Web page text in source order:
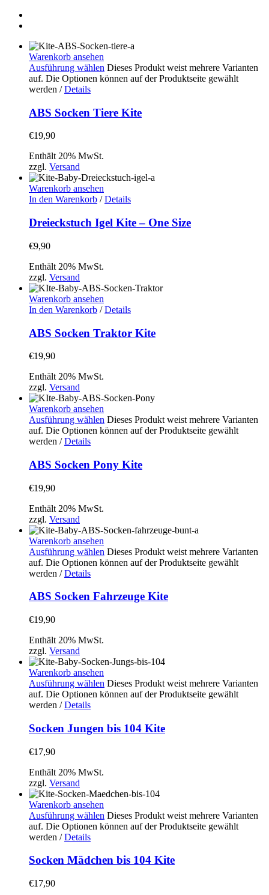
Warenkorb ansehen
Ausführung wählen Dieses Produkt weist mehrere Varianten
auf. Die Optionen können auf der Produktseite gewählt
werden / Details
ABS Socken Tiere Kite
€19,90
Enthält 20% MwSt.
zzgl. Versand
Warenkorb ansehen
In den Warenkorb / Details
Dreieckstuch Igel Kite – One Size
€9,90
Enthält 20% MwSt.
zzgl. Versand
Warenkorb ansehen
In den Warenkorb / Details
ABS Socken Traktor Kite
€19,90
Enthält 20% MwSt.
zzgl. Versand
Warenkorb ansehen
Ausführung wählen Dieses Produkt weist mehrere Varianten
auf. Die Optionen können auf der Produktseite gewählt
werden / Details
ABS Socken Pony Kite
€19,90
Enthält 20% MwSt.
zzgl. Versand
Warenkorb ansehen
Ausführung wählen Dieses Produkt weist mehrere Varianten
auf. Die Optionen können auf der Produktseite gewählt
werden / Details
ABS Socken Fahrzeuge Kite
€19,90
Enthält 20% MwSt.
zzgl. Versand
Warenkorb ansehen
Ausführung wählen Dieses Produkt weist mehrere Varianten
auf. Die Optionen können auf der Produktseite gewählt
werden / Details
Socken Jungen bis 104 Kite
€17,90
Enthält 20% MwSt.
zzgl. Versand
Warenkorb ansehen
Ausführung wählen Dieses Produkt weist mehrere Varianten
auf. Die Optionen können auf der Produktseite gewählt
werden / Details
Socken Mädchen bis 104 Kite
€17,90